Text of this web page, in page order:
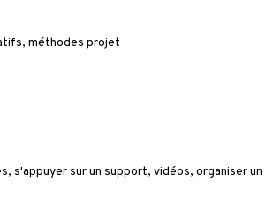
méthodes projet
s'appuyer sur un support, vidéos, organiser un